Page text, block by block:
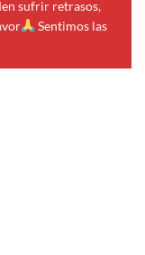
sufrir retrasos,
Sentimos las